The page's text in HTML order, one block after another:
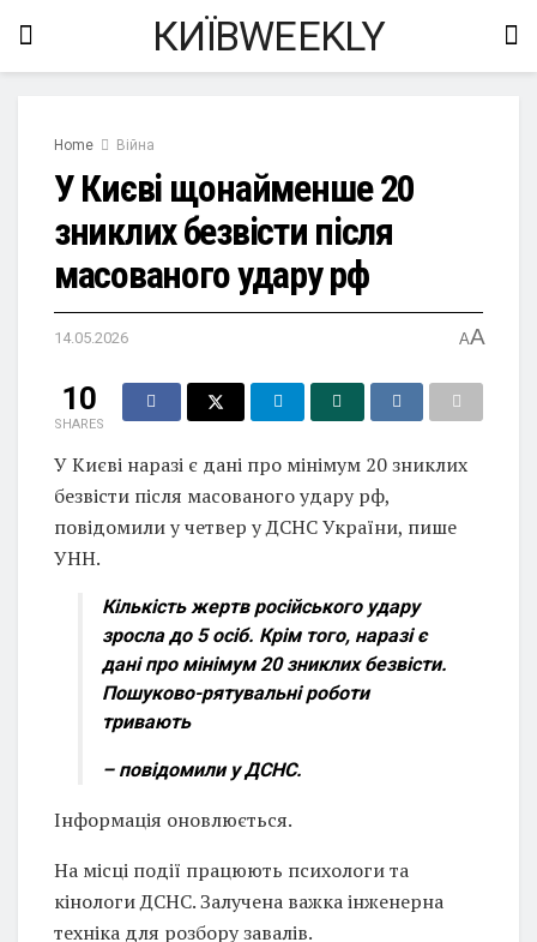
КИЇВWEEKLY
Home Війна
У Києві щонайменше 20
зниклих безвісти після
масованого удару рф
14.05.2026 AA
10
SHARES
У Києві наразі є дані про мінімум 20 зниклих
безвісти після масованого удару рф,
повідомили у четвер у ДСНС України, пише
УНН.
Кількість жертв російського удару
зросла до 5 осіб. Крім того, наразі є
дані про мінімум 20 зниклих безвісти.
Пошуково-рятувальні роботи
тривають
– повідомили у ДСНС.
Інформація оновлюється.
На місці події працюють психологи та
кінологи ДСНС. Залучена важка інженерна
техніка для розбору завалів.